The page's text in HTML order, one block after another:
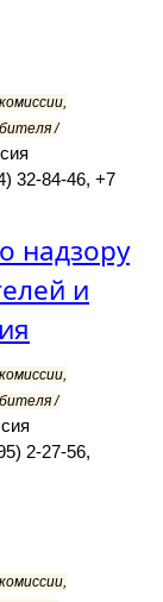
/
32-84-46, +7
надзору
и
/
2-27-56,